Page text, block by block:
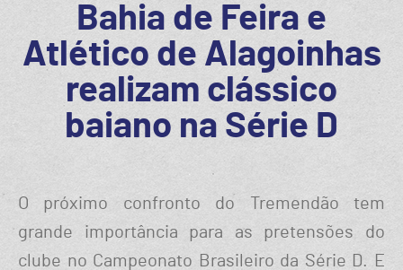
Bahia de Feira e
Atlético de Alagoinhas
realizam clássico
baiano na Série D
O próximo confronto do Tremendão tem
grande importância para as pretensões do
clube no Campeonato Brasileiro da Série D. E